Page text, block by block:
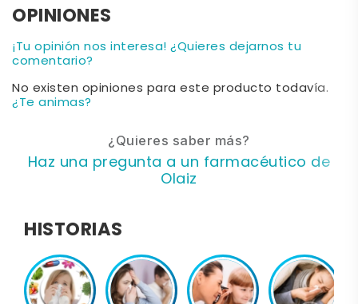
OPINIONES
¡Tu opinión nos interesa! ¿Quieres dejarnos tu
comentario?
No existen opiniones para este producto todavía.
¿Te animas?
¿Quieres saber más?
Haz una pregunta a un farmacéutico de
Olaiz
HISTORIAS